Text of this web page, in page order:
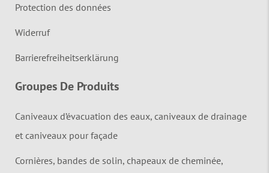
Protection des données
Widerruf
Barrierefreiheitserklärung
Groupes De Produits
Caniveaux d’évacuation des eaux, caniveaux de drainage
et caniveaux pour façade
Cornières, bandes de solin, chapeaux de cheminée,